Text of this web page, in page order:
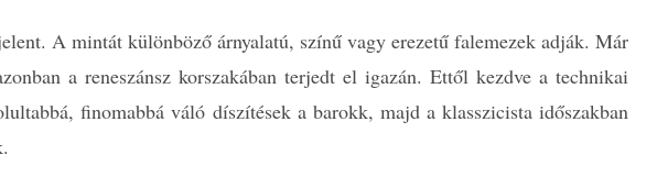
A mintát különböző árnyalatú, színű vagy erezetű falemezek adják. Már
a reneszánsz korszakában terjedt el igazán. Ettől kezdve a technikai
finomabbá váló díszítések a barokk, majd a klasszicista időszakban